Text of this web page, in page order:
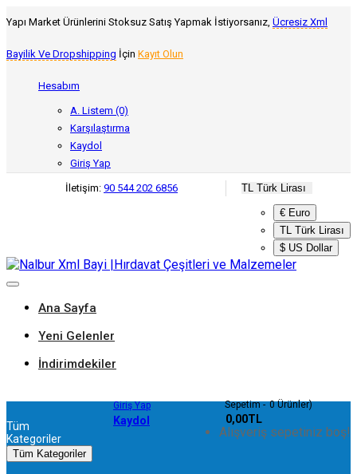
Yapı Market Ürünlerini Stoksuz Satış Yapmak İstiyorsanız, Ücresiz Xml
Bayilik Ve Dropshipping İçin Kayıt Olun
Hesabım
A. Listem (0)
Karşılaştırma
Kaydol
Giriş Yap
€ Euro
TL Türk Lirası
$ US Dollar
İletişim: 90 544 202 6856
Ana Sayfa
Yeni Gelenler
İndirimdekiler
Sepetim 0Ürünler)
- 0,00TL
Alışveriş sepetiniz boş!
Giriş Yap
Kaydol
Tüm
Kategoriler
Tüm Kategoriler